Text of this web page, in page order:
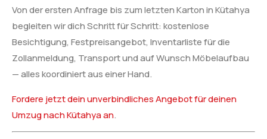
Von der ersten Anfrage bis zum letzten Karton in Kütahya
begleiten wir dich Schritt für Schritt: kostenlose
Besichtigung, Festpreisangebot, Inventarliste für die
Zollanmeldung, Transport und auf Wunsch Möbelaufbau
— alles koordiniert aus einer Hand.
Fordere jetzt dein unverbindliches Angebot für deinen
Umzug nach Kütahya an.